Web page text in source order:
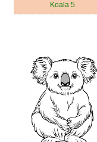
Koala 5